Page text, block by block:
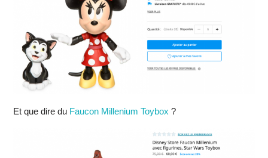
Et que dire du Faucon Millenium Toybox ?